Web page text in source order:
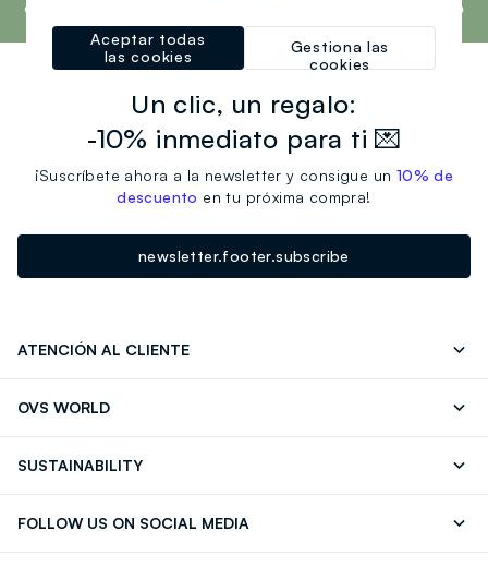
2025 de Fashion Revolution.Más información
Un clic, un regalo:
-10% inmediato para ti 💌
¡Suscríbete ahora a la newsletter y consigue un 10% de
descuento en tu próxima compra!
newsletter.footer.subscribe
ATENCIÓN AL CLIENTE
OVS WORLD
SUSTAINABILITY
FOLLOW US ON SOCIAL MEDIA
Gestiona las
cookies
Aceptar todas
las cookies